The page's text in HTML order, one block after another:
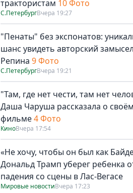
трактористам 10 Фото
С.ПетербургВчера 19:27
"Пенаты" без экспонатов:
шанс увидеть авторский замысел
Репина 9 Фото
С.ПетербургВчера 19:21
"Там, где нет чести, там нет
Даша Чаруша рассказала о
фильме4 Фото
КиноВчера 17:54
«Не хочу, чтобы он был как
Дональд Трамп уберег ребенка
падения со сцены в Лас-Вегасе
Мировые новостиВчера 17:23